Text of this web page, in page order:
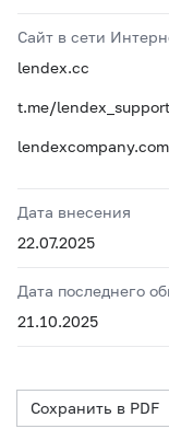
Сайт в сети
lendex.cc
t.me/lendex_support
lendexcompany.com
Дата внесения
22.07.2025
Дата последнего
21.10.2025
Сохранить в PDF